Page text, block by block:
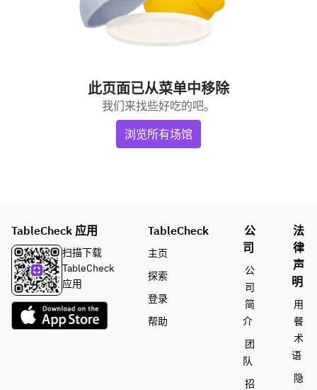
此页面已从菜单中移除
我们来找些好吃的吧。
浏览所有场馆
TableCheck 应用
扫描下载
TableCheck
应用
TableCheck
主页
探索
登录
帮助
公
司
公
司
简
介
团
队
招
法
律
声
明
用
餐
术
语
隐